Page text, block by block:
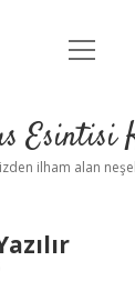
Anasayfa
Yasal Uyarı
menüyü
Esintisi
ilham alan